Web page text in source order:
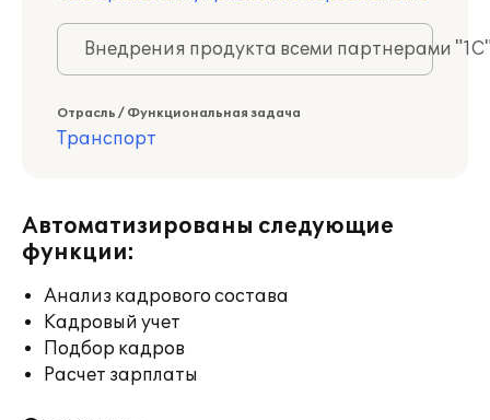
Внедрения продукта всеми партнерами
Отрасль / Функциональная задача
Транспорт
Автоматизированы следующие
функции:
Анализ кадрового состава
Кадровый учет
Подбор кадров
Расчет зарплаты